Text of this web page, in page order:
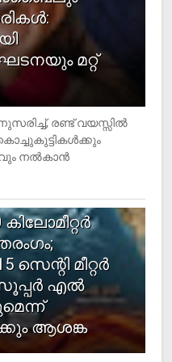
മറ്റ്
രണ്ട് വയസ്സില്‍
നല്‍കാന്‍
മീറ്റര്‍
എല്‍
ആശങ്ക